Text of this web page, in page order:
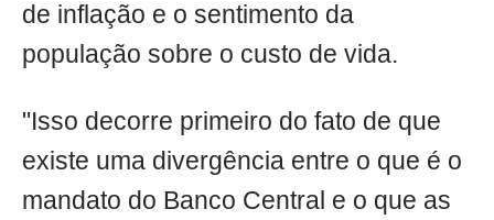
de inflação e o sentimento da
população sobre o custo de vida.
"Isso decorre primeiro do fato de que
existe uma divergência entre o que é o
mandato do Banco Central e o que as